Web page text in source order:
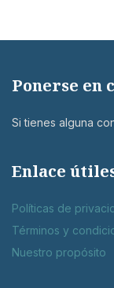
Ponerse en
Si tienes alguna
Enlace
Políticas de
Términos y
Nuestro propósito